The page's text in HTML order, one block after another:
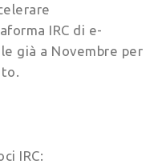
IRC di e-
già a Novembre per
IRC: